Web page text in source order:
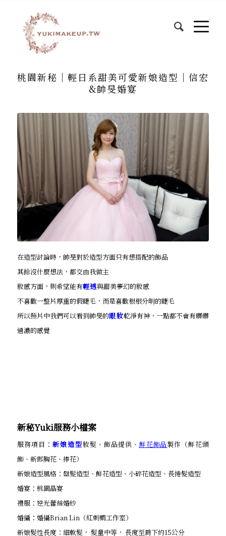
桃園新秘│輕日系甜美可愛新娘造型｜信宏
&帥旻婚宴
在造型討論時，帥旻對於造型方面只有想搭配的飾品
其餘沒什麼想法，都交由我做主
妝感方面，則希望能有輕透與甜美夢幻的妝感
不喜歡一整片厚重的假睫毛，而是喜歡根根分明的睫毛
所以照片中我們可以看到帥旻的眼妝乾淨有神，一點都不會有髒髒
過濃的感覺
新秘Yuki服務小檔案
服務項目： 新娘造型妝髮、飾品提供、 鮮花飾品製作（鮮花頭
飾、新郎胸花、捧花）
新娘造型風格：盤髮造型、鮮花造型、小碎花造型、長捲髮造型
婚宴：桃園晶宴
禮服：逆光蕾絲婚紗
婚攝：婚攝Brian Lin（紅刺蝟工作室）
新娘髮性長度：細軟髮， 髮量中等， 長度至肩下約15公分